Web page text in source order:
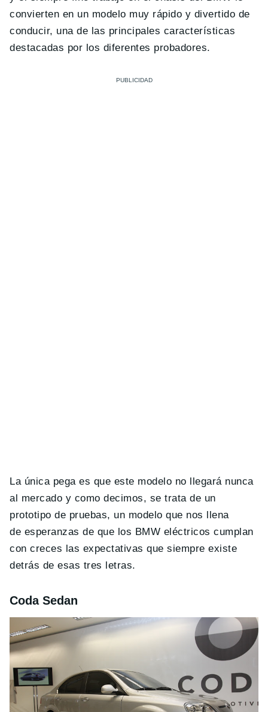
convierten en un modelo muy rápido y divertido de
conducir, una de las principales características
destacadas por los diferentes probadores.
La única pega es que este modelo no llegará nunca
al mercado y como decimos, se trata de un
prototipo de pruebas, un modelo que nos llena
de esperanzas de que los BMW eléctricos cumplan
con creces las expectativas que siempre existe
detrás de esas tres letras.
Coda Sedan